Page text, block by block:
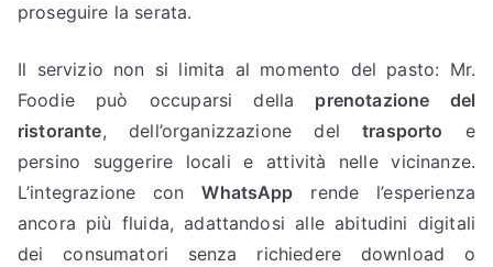
proseguire la serata.
Il servizio non si limita al momento del pasto: Mr.
Foodie può occuparsi della prenotazione del
ristorante, dell’organizzazione deltrasporto e
persino suggerire locali e attività nelle vicinanze.
L’integrazione conWhatsApp rende l’esperienza
ancora più fluida, adattandosi alle abitudini digitali
dei consumatori senza richiedere download o